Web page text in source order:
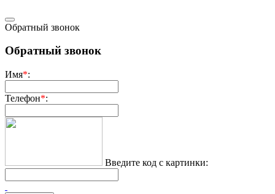
Обратный звонок
Обратный звонок
Имя*:
Телефон*:
Введите код с картинки: